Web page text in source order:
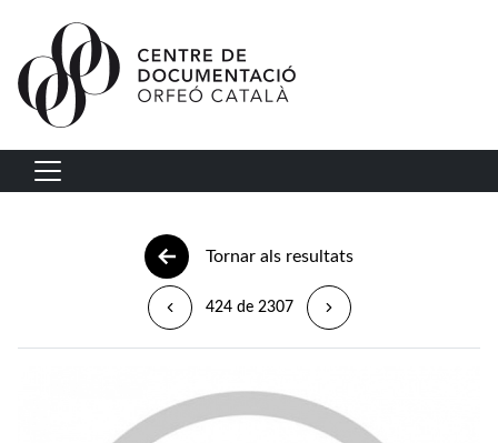
Vés al contingut
Navegació principal
Tornar als resultats
424 de 2307